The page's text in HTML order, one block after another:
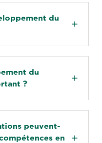
du
du
?
peuvent-
en